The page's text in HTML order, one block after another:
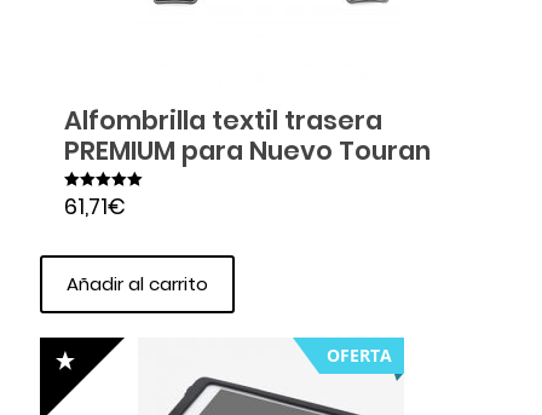
Alfombrilla textil trasera
PREMIUM para Nuevo Touran
Valorado en
5.00
61,71€
Añadir al carrito
OFERTA